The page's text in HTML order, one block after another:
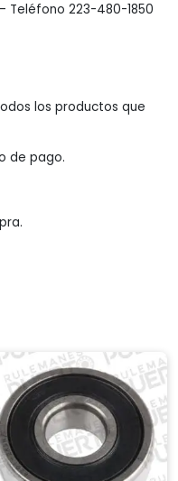
Teléfono 223-480-1850
los productos que
de pago.